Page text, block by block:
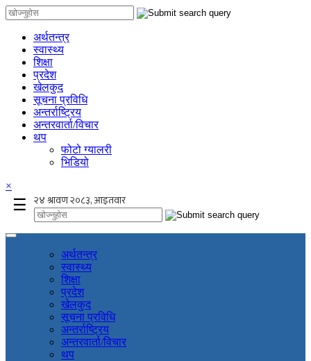
अर्थतन्त्र
स्वास्थ्य
शिक्षा
प्रदेश
खेलकुद
सूचना प्रविधि
अन्तर्राष्ट्रिय
अन्तरवार्ता/विचार
थप
फोटो ग्यालरी
भिडियो
×
☰
अर्थतन्त्र
स्वास्थ्य
शिक्षा
प्रदेश
खेलकुद
सूचना प्रविधि
अन्तर्राष्ट्रिय
अन्तरवार्ता/विचार
थप